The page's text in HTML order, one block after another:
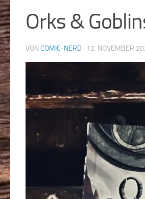
Orks &
VON COMIC-NERD · 12. NOVEMBER